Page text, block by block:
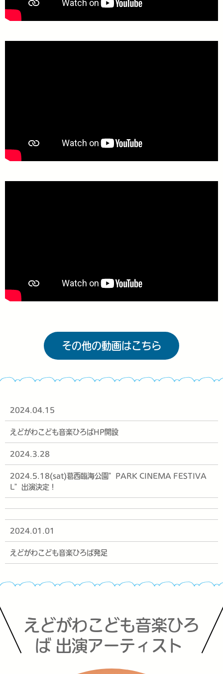
その他の動画はこちら
2024.04.15
えどがわこども音楽ひろばHP開設
2024.3.28
2024.5.18(sat)葛西臨海公園”PARK CINEMA FESTIVA
L”出演決定！
2024.01.01
えどがわこども音楽ひろば発足
えどがわこども音楽ひろ
ば 出演アーティスト